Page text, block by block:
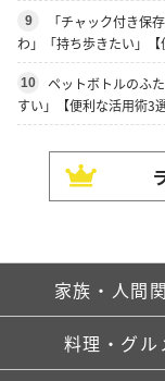
9
「チャック付き保
わ」「持ち歩きたい」【
10
ペットボトルのふ
すい」【便利な活用術3選
家族・人間
料理・グル